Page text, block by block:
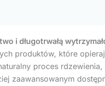
i długotrwałą
produktów, które
proces
zaawansowanym